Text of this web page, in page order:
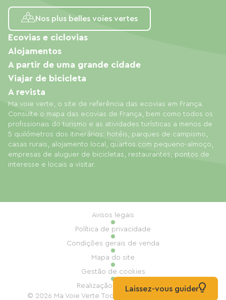
Nos plus belles voies vertes
Ma voie verte, o site de referência das ecovias em França.
Consulte o mapa das ecovias de França, bem como todos os
profissionais do turismo e as atividades turísticas a menos de
5 quilómetros dos itinerários: hotéis, parques de campismo,
casas rurais, alojamento local, quartos com pequeno-almoço,
empresas de aluguer de bicicletas, restaurantes, pontos de
interesse e locais a visitar.
Ecovias e ciclovias
Alojamentos
A partir de uma grande cidade
Viajar de bicicleta
A revista
© 2026 Ma Voie Verte Todos os direitos reservados
Avisos legais
Política de privacidade
Condições gerais de venda
Mapa do site
Gestão de cookies
Realização: Mill, PrivasLaissez-vous guider